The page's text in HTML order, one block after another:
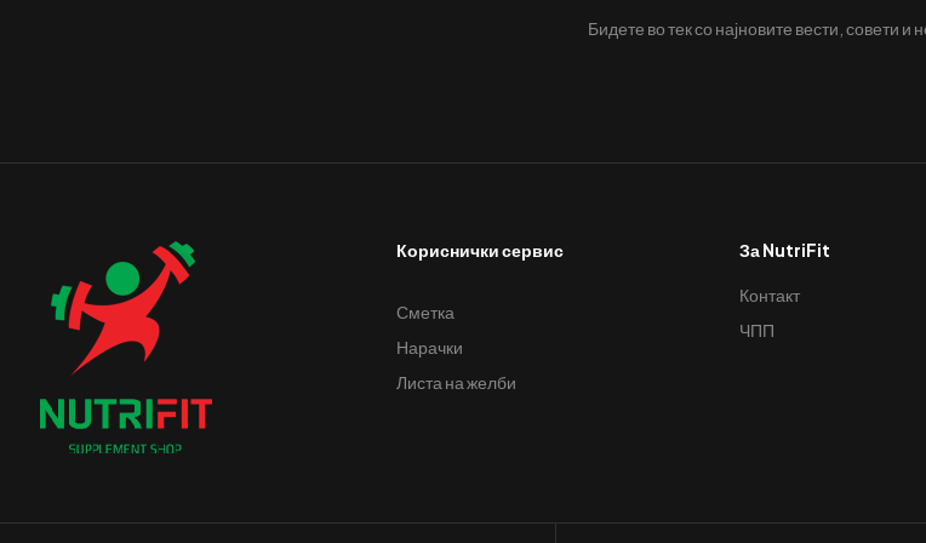
Бидете во тек со најновите вести, совети и
Кориснички сервис
Сметка
Нарачки
Листа на желби
За NutriFit
Контакт
ЧПП